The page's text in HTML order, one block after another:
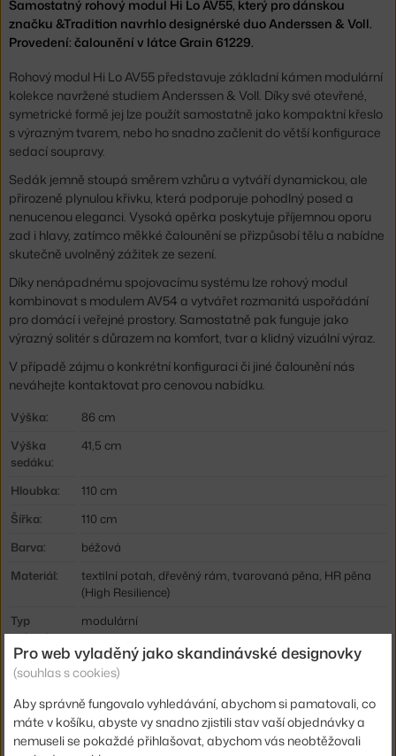
Samostatný rohový modul Hi Lo AV55, který pro dánskou
značku &Tradition navrhlo designérské duo Anderssen & Voll.
Provedení: čalounění v látce Grain 61229.
Rohový modul Hi Lo AV55 představuje základní kámen modulární
kolekce navržené studiem Anderssen & Voll. Díky své otevřené,
symetrické formě jej lze použít samostatně jako kompaktní křeslo
s výrazným tvarem, nebo ho snadno začlenit do větší konfigurace
sedací soupravy.
Sedák jemně stoupá směrem vzhůru a vytváří dynamickou, ale
přirozeně plynulou křivku, která podporuje pohodlný posed a
nenucenou eleganci. Vysoká opěrka poskytuje příjemnou oporu
zad i hlavy, zatímco měkké čalounění se přizpůsobí tělu a nabídne
skutečně uvolněný zážitek ze sezení.
Díky nenápadnému spojovacímu systému lze rohový modul
kombinovat s modulem AV54 a vytvářet rozmanitá uspořádání
pro domácí i veřejné prostory. Samostatně pak funguje jako
výrazný solitér s důrazem na komfort, tvar a klidný vizuální výraz.
V případě zájmu o konkrétní konfiguraci či jiné čalounění nás
neváhejte kontaktovat pro cenovou nabídku.
Výška:
86 cm
Výška
sedáku:
41,5 cm
Hloubka:
110 cm
Šířka:
110 cm
Barva:
béžová
Materiál:
textilní potah, dřevěný rám, tvarovaná pěna, HR pěna
(High Resilience)
Typ
pohovky:
modulární
Kód
produktu
AND-146474A235A178-61229
Ste zo Slovenska? Prejdite naRohový modul Hi Lo AV55, Grain
61229
Pro web vyladěný jako skandinávské designovky
(souhlas s cookies)
Aby správně fungovalo vyhledávání, abychom si pamatovali, co
máte v košíku, abyste vy snadno zjistili stav vaší objednávky a
nemuseli se pokaždé přihlašovat, abychom vás neobtěžovali